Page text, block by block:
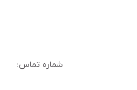
شماره تماس: